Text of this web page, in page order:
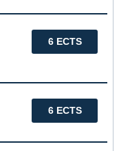
6 ECTS
6 ECTS